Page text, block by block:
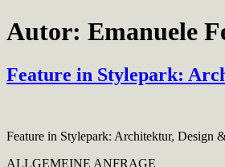
Autor: Emanuele
Feature in Stylepark:
Feature in Stylepark: Architektur, Design
ALLGEMEINE ANFRAGE